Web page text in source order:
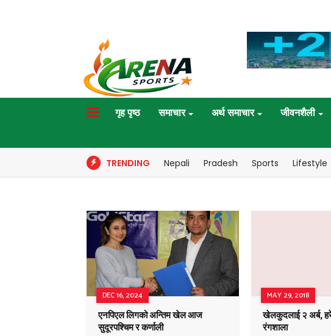
गृह पृष्ठ समाचार अर्थ समाचार जीवनशैली
TRENDING Nepali Pradesh Sports Lifestyle
DEC 16, 2024
एनपिएल लिगको अन्तिम खेल आज
सुदूरपश्चिम र कर्णाली
MAY 29, 2018
खेलकुदलाई २ अर्ब,
रंगशाला